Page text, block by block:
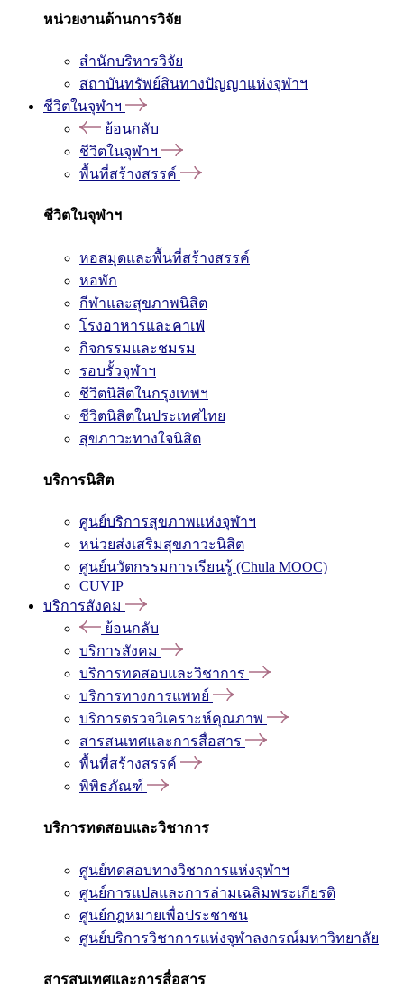
หน่วยงานด้านการวิจัย
สำนักบริหารวิจัย
สถาบันทรัพย์สินทางปัญญาแห่งจุฬาฯ
ชีวิตในจุฬาฯ
ย้อนกลับ
ชีวิตในจุฬาฯ
พื้นที่สร้างสรรค์
ชีวิตในจุฬาฯ
หอสมุดและพื้นที่สร้างสรรค์
หอพัก
กีฬาและสุขภาพนิสิต
โรงอาหารและคาเฟ่
กิจกรรมและชมรม
รอบรั้วจุฬาฯ
ชีวิตนิสิตในกรุงเทพฯ
ชีวิตนิสิตในประเทศไทย
สุขภาวะทางใจนิสิต
บริการนิสิต
ศูนย์บริการสุขภาพแห่งจุฬาฯ
หน่วยส่งเสริมสุขภาวะนิสิต
ศูนย์นวัตกรรมการเรียนรู้ (Chula MOOC)
CUVIP
บริการสังคม
ย้อนกลับ
บริการสังคม
บริการทดสอบและวิชาการ
บริการทางการแพทย์
บริการตรวจวิเคราะห์คุณภาพ
สารสนเทศและการสื่อสาร
พื้นที่สร้างสรรค์
พิพิธภัณฑ์
บริการทดสอบและวิชาการ
ศูนย์ทดสอบทางวิชาการแห่งจุฬาฯ
ศูนย์การแปลและการล่ามเฉลิมพระเกียรติ
ศูนย์กฎหมายเพื่อประชาชน
ศูนย์บริการวิชาการแห่งจุฬาลงกรณ์มหาวิทยาลัย
สารสนเทศและการสื่อสาร